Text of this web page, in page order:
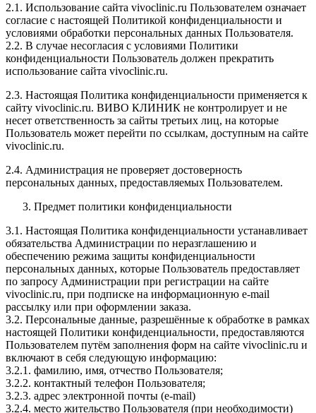
2.1. Использование сайта vivoclinic.ru Пользователем означает
согласие с настоящей Политикой конфиденциальности и
условиями обработки персональных данных Пользователя.
2.2. В случае несогласия с условиями Политики
конфиденциальности Пользователь должен прекратить
использование сайта vivoclinic.ru.
2.3. Настоящая Политика конфиденциальности применяется к
сайту vivoclinic.ru. ВИВО КЛИНИК не контролирует и не
несет ответственность за сайты третьих лиц, на которые
Пользователь может перейти по ссылкам, доступным на сайте
vivoclinic.ru.
2.4. Администрация не проверяет достоверность
персональных данных, предоставляемых Пользователем.
Предмет политики конфиденциальности
3.1. Настоящая Политика конфиденциальности устанавливает
обязательства Администрации по неразглашению и
обеспечению режима защиты конфиденциальности
персональных данных, которые Пользователь предоставляет
по запросу Администрации при регистрации на сайте
vivoclinic.ru, при подписке на информационную e-mail
рассылку или при оформлении заказа.
3.2. Персональные данные, разрешённые к обработке в рамках
настоящей Политики конфиденциальности, предоставляются
Пользователем путём заполнения форм на сайте vivoclinic.ru и
включают в себя следующую информацию:
3.2.1. фамилию, имя, отчество Пользователя;
3.2.2. контактный телефон Пользователя;
3.2.3. адрес электронной почты (e-mail)
3.2.4. место жительство Пользователя (при необходимости)